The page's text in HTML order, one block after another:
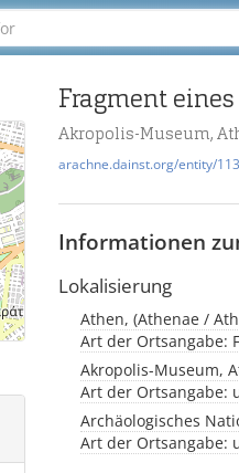
.
Akropolis-Museum,
arachne.dainst.org/entity/
Informationen
Lokalisierung
Athen, (Athenae /
Art der Ortsangabe:
Akropolis-Museum,
Art der Ortsangabe:
Archäologisches
Art der Ortsangabe: